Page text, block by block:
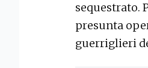
sequestrato.
presunta
guerriglieri